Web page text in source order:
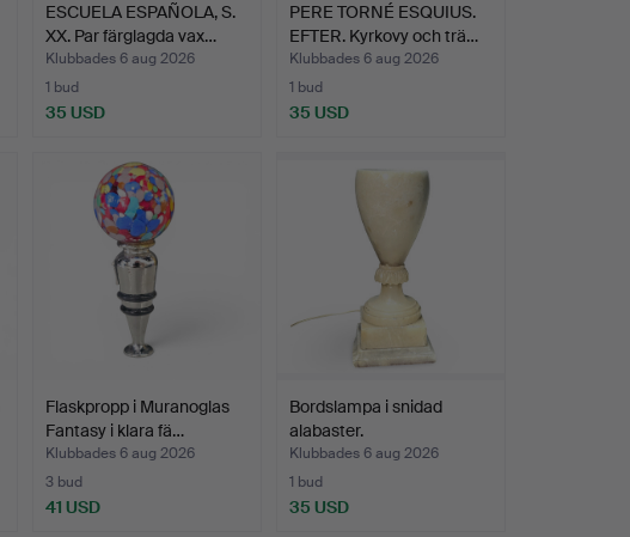
ESCUELA ESPAÑOLA, S.
XX. Par färglagda vax…
Klubbades 6 aug 2026
1 bud
35 USD
PERE TORNÉ ESQUIUS.
EFTER. Kyrkovy och trä…
Klubbades 6 aug 2026
1 bud
35 USD
Flaskpropp i Muranoglas
Fantasy i klara fä…
Klubbades 6 aug 2026
3 bud
41 USD
Bordslampa i snidad
alabaster.
Klubbades 6 aug 2026
1 bud
35 USD